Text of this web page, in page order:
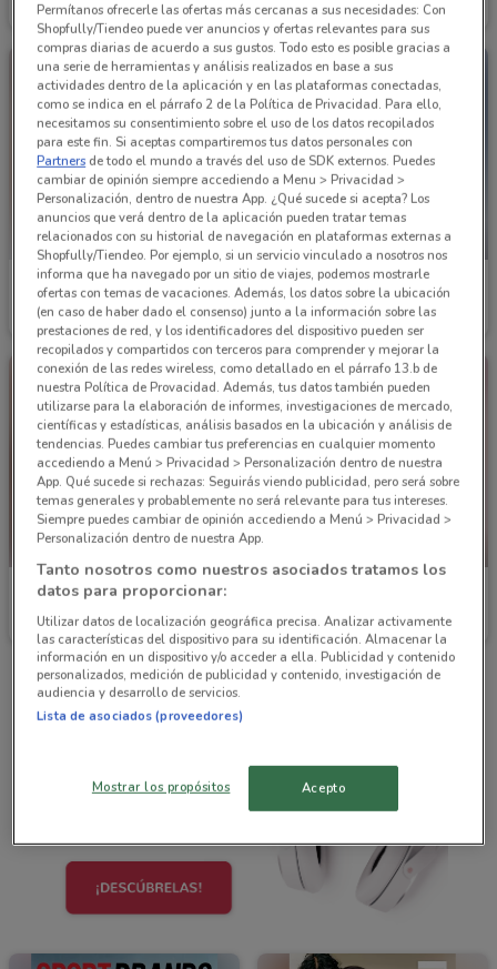
Caduca el 30/09 6.7 km Caduca el 31/08 6.7 km
Cklass
Caduca el 31/08 6.7 km
PRÓXIMAMENTE
Cklass
Inicio 15/09
Price Shoes
Caduca el 31/12 671 m Caduca hoy 22.6 km
Permítanos ofrecerle las ofertas más cercanas a sus necesidades: Con
Shopfully/Tiendeo puede ver anuncios y ofertas relevantes para sus
compras diarias de acuerdo a sus gustos. Todo esto es posible gracias a
una serie de herramientas y análisis realizados en base a sus
actividades dentro de la aplicación y en las plataformas conectadas,
como se indica en el párrafo 2 de la Política de Privacidad. Para ello,
necesitamos su consentimiento sobre el uso de los datos recopilados
para este fin. Si aceptas compartiremos tus datos personales con
Partners de todo el mundo a través del uso de SDK externos. Puedes
cambiar de opinión siempre accediendo a Menu > Privacidad >
Personalización, dentro de nuestra App. ¿Qué sucede si acepta? Los
anuncios que verá dentro de la aplicación pueden tratar temas
relacionados con su historial de navegación en plataformas externas a
Shopfully/Tiendeo. Por ejemplo, si un servicio vinculado a nosotros nos
informa que ha navegado por un sitio de viajes, podemos mostrarle
ofertas con temas de vacaciones. Además, los datos sobre la ubicación
(en caso de haber dado el consenso) junto a la información sobre las
prestaciones de red, y los identificadores del dispositivo pueden ser
recopilados y compartidos con terceros para comprender y mejorar la
conexión de las redes wireless, como detallado en el párrafo 13.b de
nuestra Política de Provacidad. Además, tus datos también pueden
utilizarse para la elaboración de informes, investigaciones de mercado,
científicas y estadísticas, análisis basados en la ubicación y análisis de
tendencias. Puedes cambiar tus preferencias en cualquier momento
accediendo a Menú > Privacidad > Personalización dentro de nuestra
App. Qué sucede si rechazas: Seguirás viendo publicidad, pero será sobre
temas generales y probablemente no será relevante para tus intereses.
Siempre puedes cambiar de opinión accediendo a Menú > Privacidad >
Personalización dentro de nuestra App.
Tanto nosotros como nuestros asociados tratamos los
datos para proporcionar:
Utilizar datos de localización geográfica precisa. Analizar activamente
las características del dispositivo para su identificación. Almacenar la
información en un dispositivo y/o acceder a ella. Publicidad y contenido
personalizados, medición de publicidad y contenido, investigación de
audiencia y desarrollo de servicios.
Lista de asociados (proveedores)
Mostrar los propósitos Acepto